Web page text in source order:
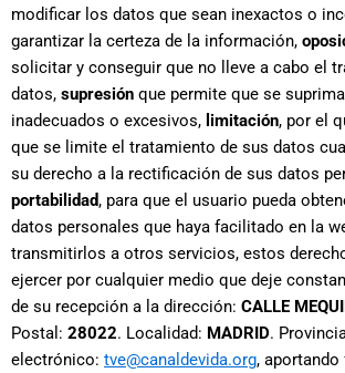
modificar los datos que sean inexactos o
garantizar la certeza de la información,
solicitar y conseguir que no lleve a cabo el
datos, supresión que permite que se
inadecuados o excesivos, limitación, por el
que se limite el tratamiento de sus datos
su derecho a la rectificación de sus datos
portabilidad, para que el usuario pueda
datos personales que haya facilitado en la
transmitirlos a otros servicios, estos
ejercer por cualquier medio que deje
de su recepción a la dirección: CALLE
Postal: 28022. Localidad: MADRID.
electrónico: tve@canaldevida.org,